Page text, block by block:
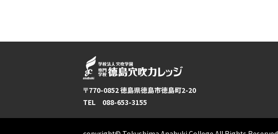
〒770-0852 徳島県徳島市徳島町2-20
TEL 088-653-3155